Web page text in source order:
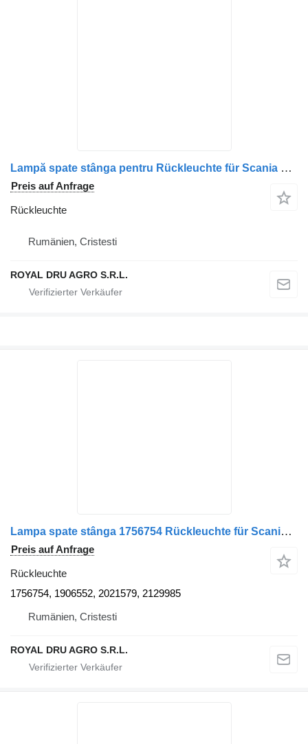
Lampă spate stânga pentru Rückleuchte für Scania 1756754, 1906552, 2021579, 2129985 LKW
Preis auf Anfrage
Rückleuchte
Rumänien, Cristesti
ROYAL DRU AGRO S.R.L.
Lampa spate stânga 1756754 Rückleuchte für Scania – model LKW
Preis auf Anfrage
Rückleuchte
1756754, 1906552, 2021579, 2129985
Rumänien, Cristesti
ROYAL DRU AGRO S.R.L.